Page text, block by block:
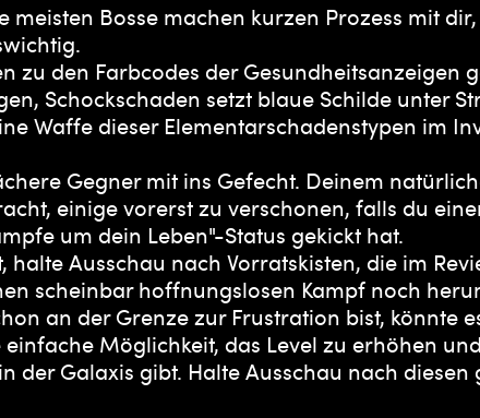
Bosse machen kurzen Prozess mit
zu den Farbcodes der Gesundheitsanzeigen
Schockschaden setzt blaue Schilde unter
Waffe dieser Elementarschadenstypen im
Gegner mit ins Gefecht. Deinem
einige vorerst zu verschonen, falls du
um dein Leben"-Status gekickt hat.
Ausschau nach Vorratskisten, die im
scheinbar hoffnungslosen Kampf noch
an der Grenze zur Frustration bist, könnte
Möglichkeit, das Level zu erhöhen
der Galaxis gibt. Halte Ausschau nach